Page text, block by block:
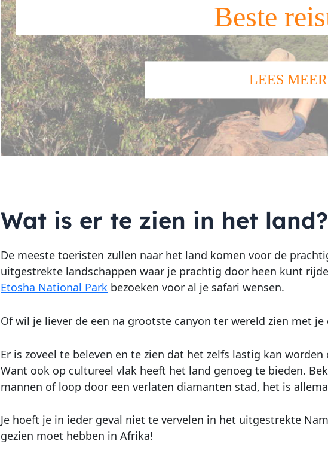
Beste
LEES MEER
Wat is er te zien in het land?
De meeste toeristen zullen naar het land komen voor de
uitgestrekte landschappen waar je prachtig door heen kunt
Etosha National Park bezoeken voor al je safari wensen.
Of wil je liever de een na grootste canyon ter wereld zien met je
Er is zoveel te beleven en te zien dat het zelfs lastig kan
Want ook op cultureel vlak heeft het land genoeg te bieden.
mannen of loop door een verlaten diamanten stad, het is
Je hoeft je in ieder geval niet te vervelen in het uitgestrekte
gezien moet hebben in Afrika!